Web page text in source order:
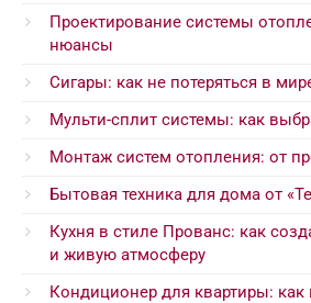
Проектирование системы
нюансы
Сигары: как не потеряться в
Мульти-сплит системы: как
Монтаж систем отопления: от
Бытовая техника для дома от
Кухня в стиле Прованс: как
и живую атмосферу
Кондиционер для квартиры: как